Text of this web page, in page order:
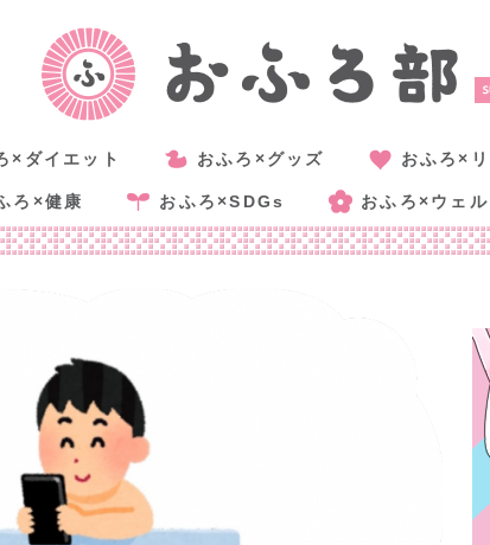
×ダイエット おふろ×グッズ おふろ×
ろ×健康 おふろ×SDGs おふろ×ウェ